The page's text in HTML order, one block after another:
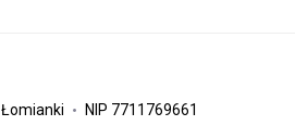
NIP 7711769661